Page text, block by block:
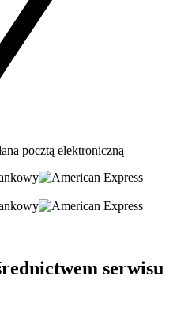
pocztą elektroniczną
serwisu